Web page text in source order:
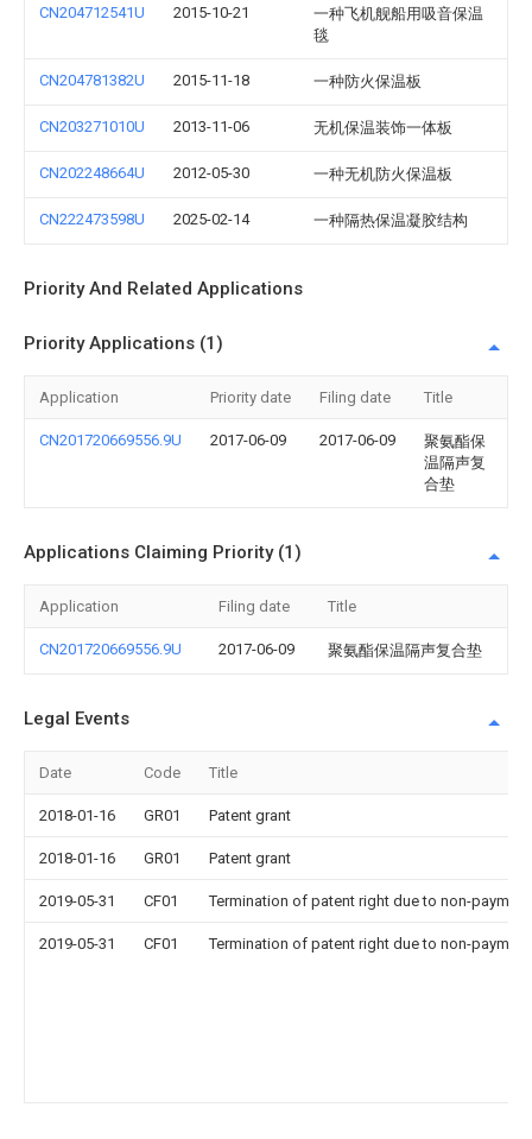
CN204712541U 2015-10-21
一种飞机舰船用吸音保温
毯
CN204781382U 2015-11-18 一种防火保温板
CN203271010U 2013-11-06 无机保温装饰一体板
CN202248664U 2012-05-30 一种无机防火保温板
CN222473598U 2025-02-14 一种隔热保温凝胶结构
Priority And Related Applications
Priority Applications (1)
Application Priority date Filing date Title
CN201720669556.9U 2017-06-09 2017-06-09
聚氨酯保
温隔声复
合垫
Applications Claiming Priority (1)
Application Filing date Title
CN201720669556.9U 2017-06-09 聚氨酯保温隔声复合垫
Legal Events
Date Code Title
2018-01-16 GR01 Patent grant
2018-01-16 GR01 Patent grant
2019-05-31 CF01 Termination of patent right due to non-
2019-05-31 CF01 Termination of patent right due to non-